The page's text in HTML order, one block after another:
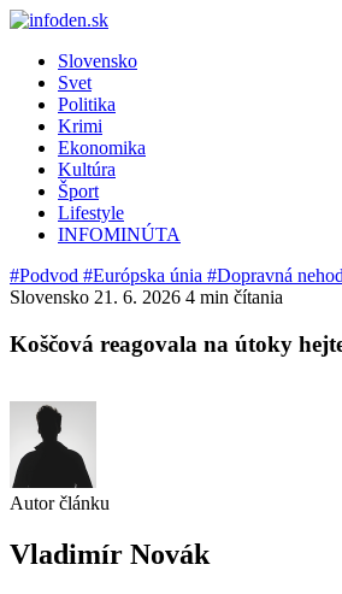
Slovensko
Svet
Politika
Krimi
Ekonomika
Kultúra
Šport
Lifestyle
INFOMINÚTA
#Podvod #Európska únia #Dopravná
Slovensko 21. 6. 2026 4 min čítania
Koščová reagovala na útoky
Autor článku
Vladimír Novák